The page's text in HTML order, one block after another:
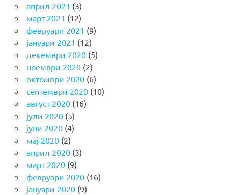
април 2021 (3)
март 2021 (12)
февруари 2021 (9)
јануари 2021 (12)
декември 2020(5)
ноември 2020(2)
октомври 2020(6)
септември 2020(10)
август 2020(16)
јули 2020(5)
јуни 2020(4)
мај 2020(2)
април 2020(3)
март 2020(9)
февруари 2020(16)
јануари 2020(9)